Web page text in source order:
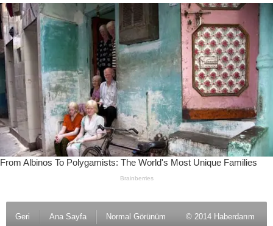
Geri Ana Sayfa Normal Görünüm © 2014 Haberdarım